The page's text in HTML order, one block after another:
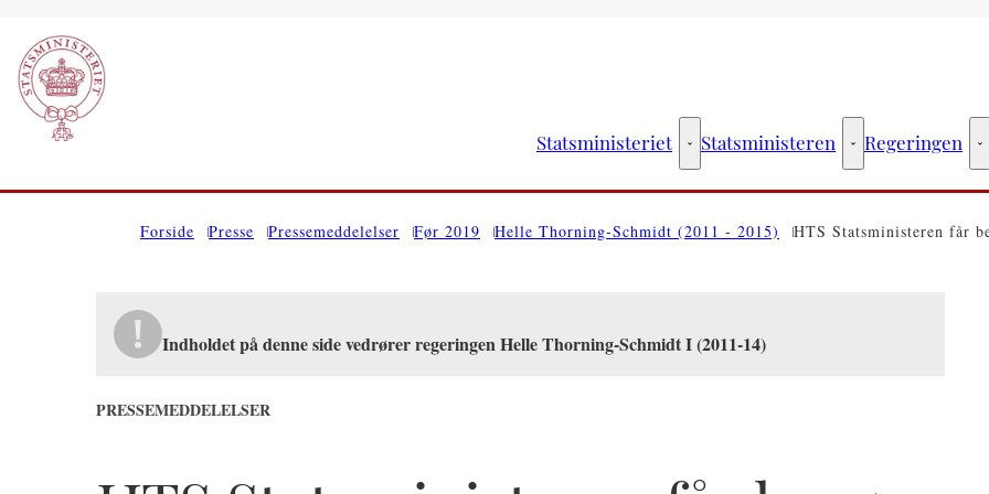
Statsministeriet Statsministeriet - Flere links
Statsministeren Statsministeren -
Regeringen
Forside Presse Pressemeddelelser Før 2019 Helle Thorning-Schmidt (2011 - 2015) HTS Statsministeren får
Indholdet på denne side vedrører regeringen Helle Thorning-Schmidt I (2011-14)
PRESSEMEDDELELSER